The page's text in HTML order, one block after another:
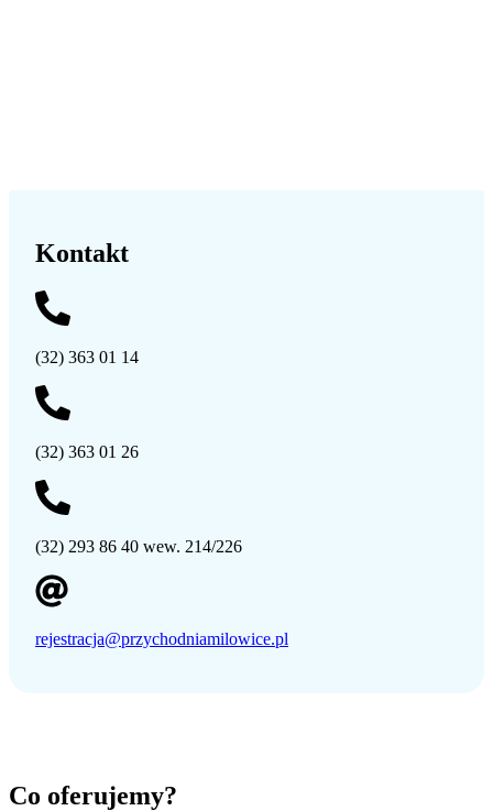
Kontakt
(32) 363 01 14
(32) 363 01 26
(32) 293 86 40 wew. 214/226
rejestracja@przychodniamilowice.pl
Co oferujemy?